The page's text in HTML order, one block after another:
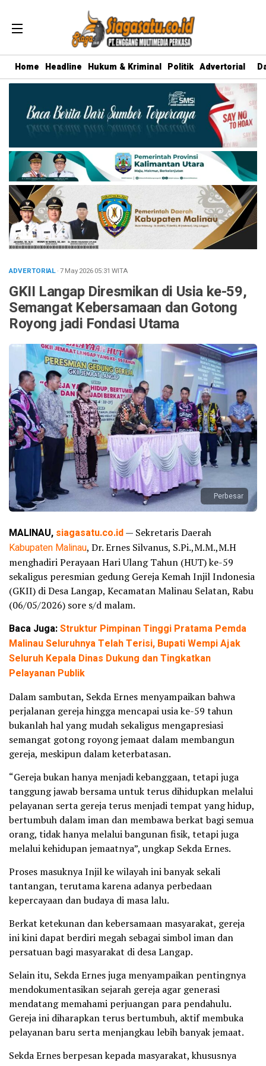
Home Headline Hukum & Kriminal Politik Advertorial
ADVERTORIAL· 7 May 202605:31 WITA
GKII Langap Diresmikan di Usia ke-59,
Semangat Kebersamaan dan Gotong
Royong jadi Fondasi Utama
Perbesar
MALINAU, siagasatu.co.id— Sekretaris Daerah
Kabupaten Malinau, Dr. Ernes Silvanus, S.Pi.,M.M.,M.H
menghadiri Perayaan Hari Ulang Tahun (HUT) ke-59
sekaligus peresmian gedung Gereja Kemah Injil Indonesia
(GKII) di Desa Langap, Kecamatan Malinau Selatan, Rabu
(06/05/2026) sore s/d malam.
Baca Juga:Struktur Pimpinan Tinggi Pratama Pemda
Malinau Seluruhnya Telah Terisi, Bupati Wempi Ajak
Seluruh Kepala Dinas Dukung dan Tingkatkan
Pelayanan Publik
Dalam sambutan, Sekda Ernes menyampaikan bahwa
perjalanan gereja hingga mencapai usia ke-59 tahun
bukanlah hal yang mudah sekaligus mengapresiasi
semangat gotong royong jemaat dalam membangun
gereja, meskipun dalam keterbatasan.
“Gereja bukan hanya menjadi kebanggaan, tetapi juga
tanggung jawab bersama untuk terus dihidupkan melalui
pelayanan serta gereja terus menjadi tempat yang hidup,
bertumbuh dalam iman dan membawa berkat bagi semua
orang, tidak hanya melalui bangunan fisik, tetapi juga
melalui kehidupan jemaatnya”, ungkap Sekda Ernes.
Proses masuknya Injil ke wilayah ini banyak sekali
tantangan, terutama karena adanya perbedaan
kepercayaan dan budaya di masa lalu.
Berkat ketekunan dan kebersamaan masyarakat, gereja
ini kini dapat berdiri megah sebagai simbol iman dan
persatuan bagi masyarakat di desa Langap.
Selain itu, Sekda Ernes juga menyampaikan pentingnya
mendokumentasikan sejarah gereja agar generasi
mendatang memahami perjuangan para pendahulu.
Gereja ini diharapkan terus bertumbuh, aktif membuka
pelayanan baru serta menjangkau lebih banyak jemaat.
Sekda Ernes berpesan kepada masyarakat, khususnya